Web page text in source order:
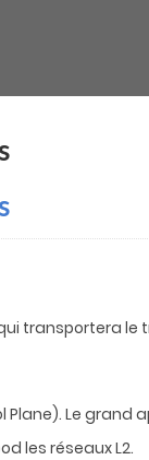
transportera le
Plane).Le grand
les réseaux L2.